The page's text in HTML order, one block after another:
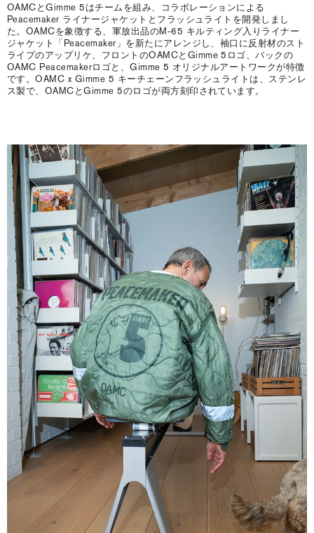
OAMCとGimme 5はチームを組み、コラボレーションによる
Peacemaker ライナージャケットとフラッシュライトを開発しまし
た。OAMCを象徴する、軍放出品のM-65 キルティング入りライナー
ジャケット「Peacemaker」を新たにアレンジし、袖口に反射材のスト
ライプのアップリケ、フロントのOAMCとGimme 5ロゴ、バックの
OAMC Peacemakerロゴと、Gimme 5 オリジナルアートワークが特徴
です。OAMC x Gimme 5 キーチェーンフラッシュライトは、ステンレ
ス製で、OAMCとGimme 5のロゴが両方刻印されています。